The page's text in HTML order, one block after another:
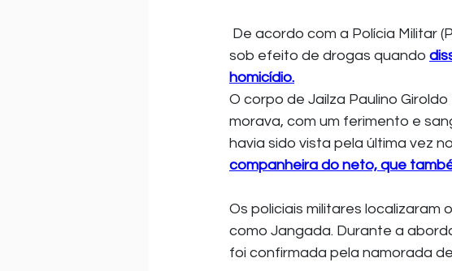
sob efeito de drogas quando
homicídio.
O corpo de Jailza Paulino
morava, com um ferimento e
havia sido vista pela última vez
companheira do neto, que
Os policiais militares localizaram
como Jangada. Durante a
foi confirmada pela namorada